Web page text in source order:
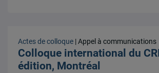
Actes de colloque | Appel à communications
Colloque international du
édition, Montréal